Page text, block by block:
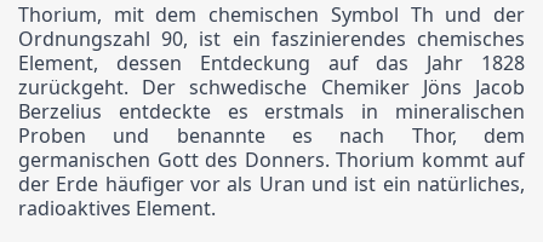
Thorium, mit dem chemischen Symbol Th und der
Ordnungszahl 90, ist ein faszinierendes chemisches
Element, dessen Entdeckung auf das Jahr 1828
zurückgeht. Der schwedische Chemiker Jöns Jacob
Berzelius entdeckte es erstmals in mineralischen
Proben und benannte es nach Thor, dem
germanischen Gott des Donners. Thorium kommt auf
der Erde häufiger vor als Uran und ist ein natürliches,
radioaktives Element.